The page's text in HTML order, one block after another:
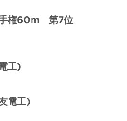
権60m 第7位
工)
電工)